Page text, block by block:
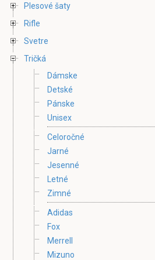
Plesové šaty
Rifle
Svetre
Tričká
Dámske
Detské
Pánske
Unisex
Celoročné
Jarné
Jesenné
Letné
Zimné
Adidas
Fox
Merrell
Mizuno